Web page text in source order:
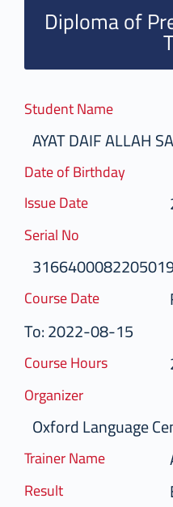
Diploma of
Student Name
AYAT DAIF ALLAH
Date of Birthday
Issue Date
Serial No
Course Date
To: 2022-08-15
Course Hours
Organizer
Oxford Language
Trainer Name
Result